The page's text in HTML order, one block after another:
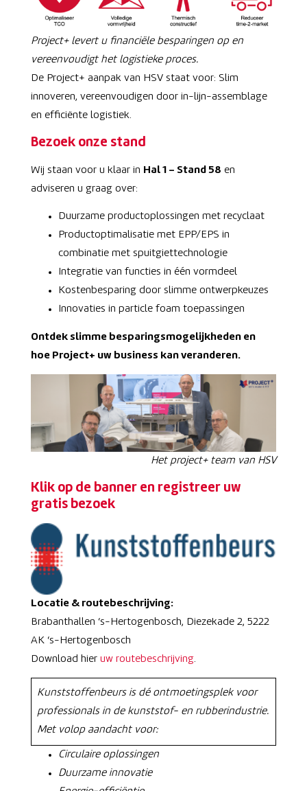
Project+ levert u financiële besparingen op en
vereenvoudigt het logistieke proces.
De Project+ aanpak van HSV staat voor: Slim
innoveren, vereenvoudigen door in-lijn-assemblage
en efficiënte logistiek.
Bezoek onze stand
Wij staan voor u klaar in Hal 1 – Stand 58 en
adviseren u graag over:
Duurzame productoplossingen met recyclaat
Productoptimalisatie met EPP/EPS in
combinatie met spuitgiettechnologie
Integratie van functies in één vormdeel
Kostenbesparing door slimme ontwerpkeuzes
Innovaties in particle foam toepassingen
Ontdek slimme besparingsmogelijkheden en
hoe Project+ uw business kan veranderen.
Het project+ team van HSV
Klik op de banner en registreer uw
gratis bezoek
Locatie & routebeschrijving:
Brabanthallen ‘s-Hertogenbosch, Diezekade 2, 5222
AK ‘s-Hertogenbosch
Download hier uw routebeschrijving.
Kunststoffenbeurs is dé ontmoetingsplek voor
professionals in de kunststof- en rubberindustrie.
Met volop aandacht voor:
Circulaire oplossingen
Duurzame innovatie